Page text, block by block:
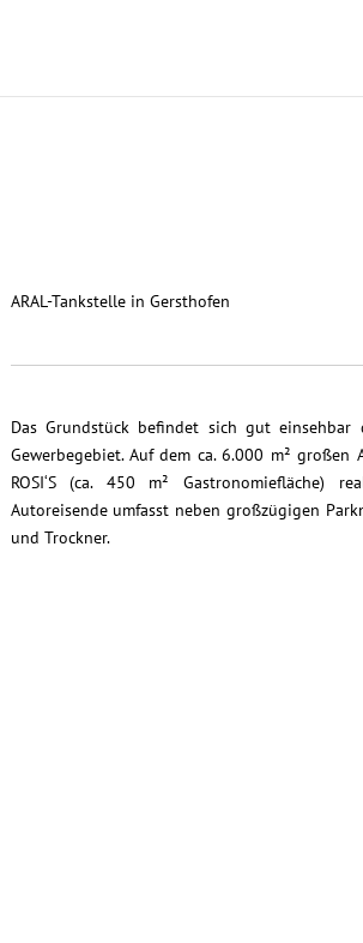
ARAL-Tankstelle in Gersthofen
Das Grundstück befindet sich gut
Gewerbegebiet. Auf dem ca. 6.000 m²
ROSI‘S (ca. 450 m² Gastronomiefläche)
Autoreisende umfasst neben großzügigen
und Trockner.